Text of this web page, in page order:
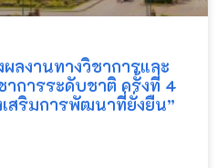
ลงานทางวิชาการ​และ​
าการระดับชาติ ครั้งที่ 4
สริมการพัฒนาที่ยั่งยืน”